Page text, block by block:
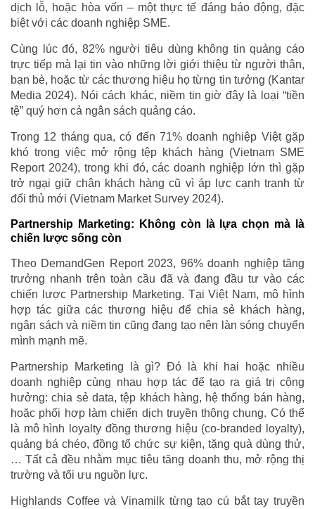
dịch lỗ, hoặc hòa vốn – một thực tế đáng báo động, đặc
biệt với các doanh nghiệp SME.
Cùng lúc đó, 82% người tiêu dùng không tin quảng cáo
trực tiếp mà lại tin vào những lời giới thiệu từ người thân,
bạn bè, hoặc từ các thương hiệu họ từng tin tưởng (Kantar
Media 2024). Nói cách khác, niềm tin giờ đây là loại “tiền
tệ” quý hơn cả ngân sách quảng cáo.
Trong 12 tháng qua, có đến 71% doanh nghiệp Việt gặp
khó trong việc mở rộng tệp khách hàng (Vietnam SME
Report 2024), trong khi đó, các doanh nghiệp lớn thì gặp
trở ngại giữ chân khách hàng cũ vì áp lực cạnh tranh từ
đối thủ mới (Vietnam Market Survey 2024).
Partnership Marketing: Không còn là lựa chọn mà là
chiến lược sống còn
Theo DemandGen Report 2023, 96% doanh nghiệp tăng
trưởng nhanh trên toàn cầu đã và đang đầu tư vào các
chiến lược Partnership Marketing. Tại Việt Nam, mô hình
hợp tác giữa các thương hiệu để chia sẻ khách hàng,
ngân sách và niềm tin cũng đang tạo nên làn sóng chuyển
mình mạnh mẽ.
Partnership Marketing là gì? Đó là khi hai hoặc nhiều
doanh nghiệp cùng nhau hợp tác để tạo ra giá trị cộng
hưởng: chia sẻ data, tệp khách hàng, hệ thống bán hàng,
hoặc phối hợp làm chiến dịch truyền thông chung. Có thể
là mô hình loyalty đồng thương hiệu (co-branded loyalty),
quảng bá chéo, đồng tổ chức sự kiện, tặng quà dùng thử,
… Tất cả đều nhằm mục tiêu tăng doanh thu, mở rộng thị
trường và tối ưu nguồn lực.
Highlands Coffee và Vinamilk từng tạo cú bắt tay truyền